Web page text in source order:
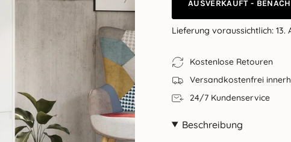
AUSVERKAUFT -
Lieferung voraussichtlich: 13.
Kostenlose Retouren
Versandkostenfrei
24/7 Kundenservice
Beschreibung